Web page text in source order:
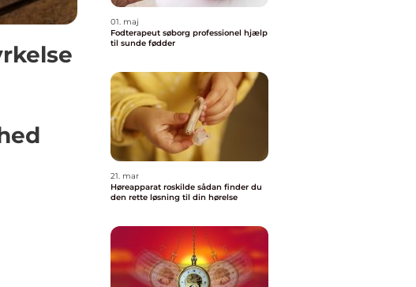
01. maj
Fodterapeut søborg professionel hjælp
til sunde fødder
21. mar
Høreapparat roskilde sådan finder du
den rette løsning til din hørelse